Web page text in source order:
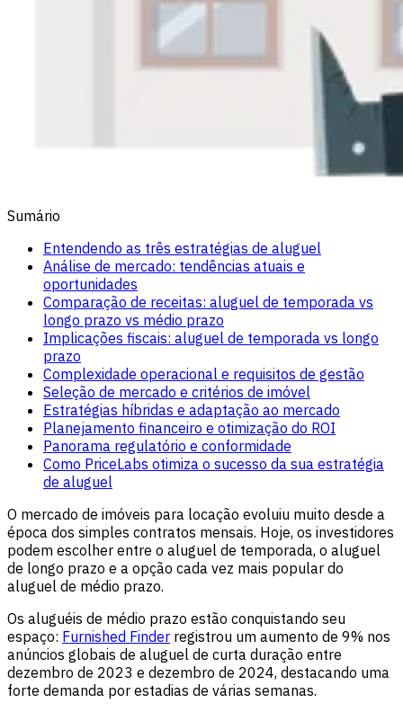
Sumário
Entendendo as três estratégias de aluguel
Análise de mercado: tendências atuais e
oportunidades
Comparação de receitas: aluguel de temporada vs
longo prazo vs médio prazo
Implicações fiscais: aluguel de temporada vs longo
prazo
Complexidade operacional e requisitos de gestão
Seleção de mercado e critérios de imóvel
Estratégias híbridas e adaptação ao mercado
Planejamento financeiro e otimização do ROI
Panorama regulatório e conformidade
Como PriceLabs otimiza o sucesso da sua estratégia
de aluguel
O mercado de imóveis para locação evoluiu muito desde a
época dos simples contratos mensais. Hoje, os investidores
podem escolher entre o aluguel de temporada, o aluguel
de longo prazo e a opção cada vez mais popular do
aluguel de médio prazo.
Os aluguéis de médio prazo estão conquistando seu
espaço: Furnished Finder registrou um aumento de 9% nos
anúncios globais de aluguel de curta duração entre
dezembro de 2023 e dezembro de 2024, destacando uma
forte demanda por estadias de várias semanas.